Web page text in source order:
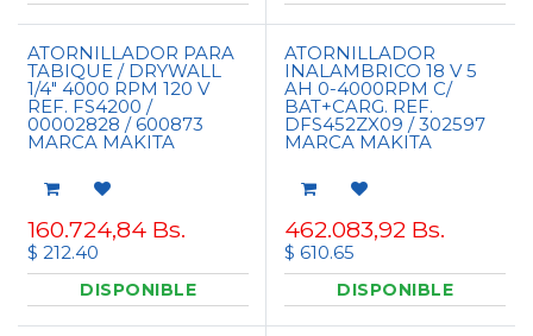
ATORNILLADOR PARA
TABIQUE / DRYWALL
1/4" 4000 RPM 120 V
REF. FS4200 /
00002828 / 600873
MARCA MAKITA
160.724,84 Bs.
$ 212.40
DISPONIBLE
ATORNILLADOR
INALAMBRICO 18 V 5
AH 0-4000RPM C/
BAT+CARG. REF.
DFS452ZX09 / 302597
MARCA MAKITA
462.083,92 Bs.
$ 610.65
DISPONIBLE